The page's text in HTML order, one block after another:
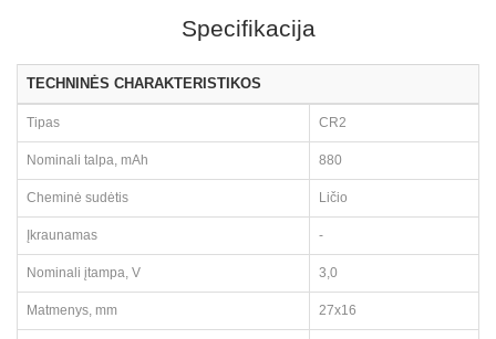
Specifikacija
TECHNINĖS CHARAKTERISTIKOS
Tipas CR2
Nominali talpa, mAh 880
Cheminė sudėtis Ličio
Įkraunamas -
Nominali įtampa, V 3,0
Matmenys, mm 27x16